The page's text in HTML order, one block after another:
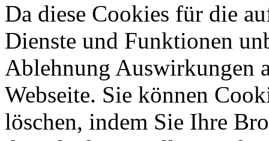
Da diese Cookies für die
Dienste und Funktionen
Ablehnung Auswirkungen
Webseite. Sie können
löschen, indem Sie Ihre